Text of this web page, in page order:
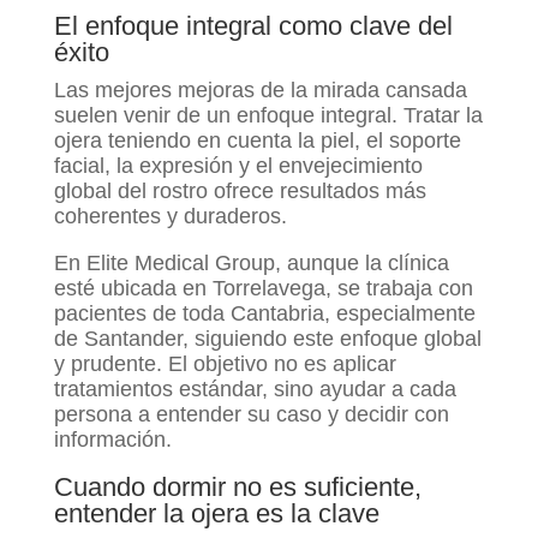
El enfoque integral como clave del
éxito
Las mejores mejoras de la mirada cansada
suelen venir de un enfoque integral. Tratar la
ojera teniendo en cuenta la piel, el soporte
facial, la expresión y el envejecimiento
global del rostro ofrece resultados más
coherentes y duraderos.
En Elite Medical Group, aunque la clínica
esté ubicada en Torrelavega, se trabaja con
pacientes de toda Cantabria, especialmente
de Santander, siguiendo este enfoque global
y prudente. El objetivo no es aplicar
tratamientos estándar, sino ayudar a cada
persona a entender su caso y decidir con
información.
Cuando dormir no es suficiente,
entender la ojera es la clave